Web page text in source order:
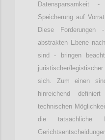
Datensparsamkeit
Speicherung auf
Diese
abstrakten Ebene
sind - bringen
juristischer/
sich. Zum einen
hinreichend
technischen
die tatsächliche